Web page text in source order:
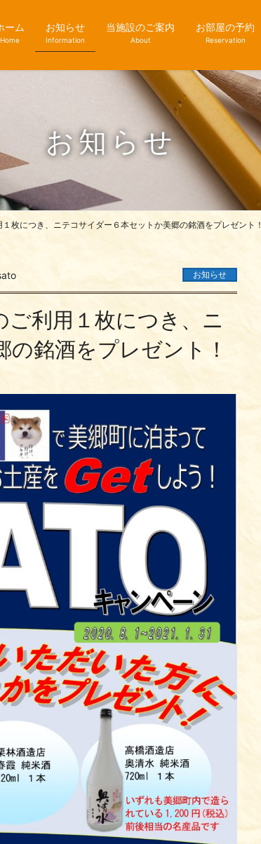
ーム
Home
お知らせ
Information
当施設のご案内
About
お部屋の予約
Reservation
お知らせ
枚につき、ニテコサイダー６本セットか美郷の銘酒をプレゼント！
お知らせ
ご利用１枚につき、ニ
銘酒をプレゼント！